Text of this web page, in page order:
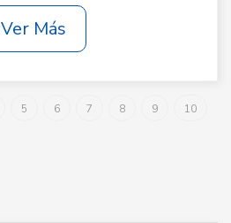
Ver Más
5 6 7 8 9
10